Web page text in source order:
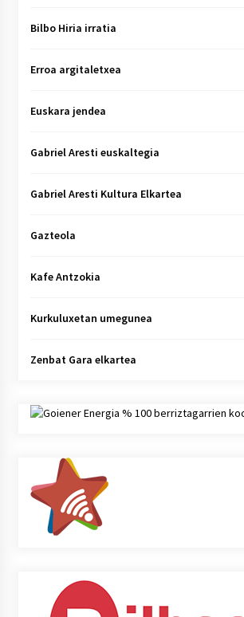
Bilbo Hiria irratia
Erroa argitaletxea
Euskara jendea
Gabriel Aresti euskaltegia
Gabriel Aresti Kultura Elkartea
Gazteola
Kafe Antzokia
Kurkuluxetan umegunea
Zenbat Gara elkartea